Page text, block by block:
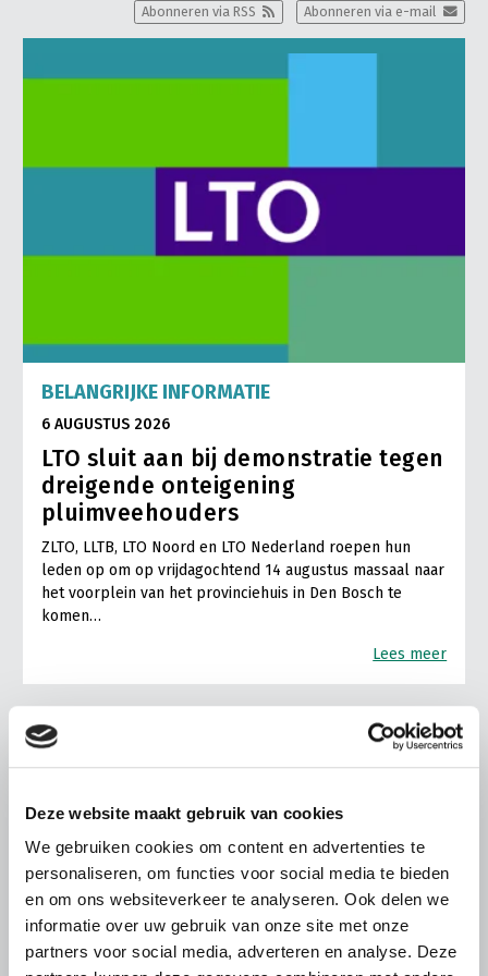
Deze website maakt gebruik van cookies
We gebruiken cookies om content en advertenties te
personaliseren, om functies voor social media te bieden
en om ons websiteverkeer te analyseren. Ook delen we
informatie over uw gebruik van onze site met onze
partners voor social media, adverteren en analyse. Deze
Abonneren via e-mail
Abonneren via RSS
BELANGRIJKE INFORMATIE
6 AUGUSTUS 2026
LTO sluit aan bij demonstratie tegen
dreigende onteigening
pluimveehouders
ZLTO, LLTB, LTO Noord en LTO Nederland roepen hun
leden op om op vrijdagochtend 14 augustus massaal naar
het voorplein van het provinciehuis in Den Bosch te
komen…
Lees meer